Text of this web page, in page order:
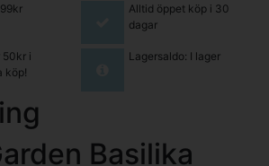
Alltid öppet köp i 30
dagar
50kr i
köp!
Lagersaldo: I lager
Basilika